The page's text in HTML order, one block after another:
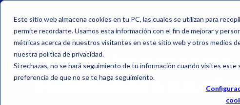
Este sitio web almacena cookies en tu PC, las cuales se utilizan para
permite recordarte. Usamos esta información con el fin de mejorar y
métricas acerca de nuestros visitantes en este sitio web y otros medios
nuestra política de privacidad.
Si rechazas, no se hará seguimiento de tu información cuando visites
preferencia de que no se te haga seguimiento.
¿Necesitas enviar
facturas/documentos
electrónicos a tus